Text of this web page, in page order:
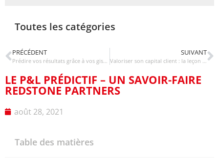
Toutes les catégories
PRÉCÉDENT
Prédire vos résultats grâce à vos gisements de données avec l’analyse prédictive : découvrez notre démarche
SUIVANT
Valoriser son capital client : la leçon de l’épicier de quartier
LE P&L PRÉDICTIF – UN SAVOIR-FAIRE
REDSTONE PARTNERS
août 28, 2021
Table des matières